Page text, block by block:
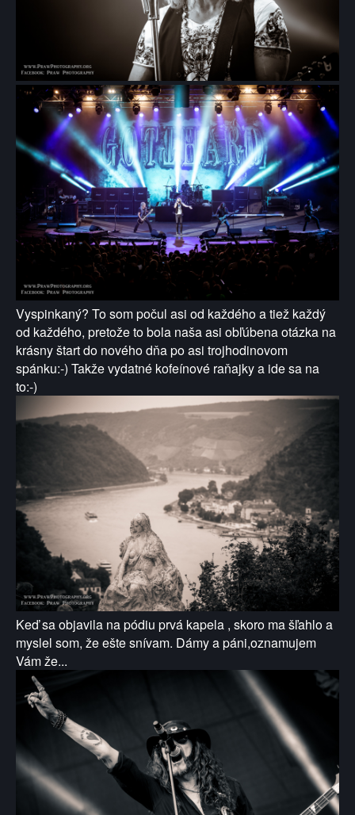
Vyspinkaný? To som počul asi od každého a tiež každý
od každého, pretože to bola naša asi obľúbena otázka na
krásny štart do nového dňa po asi trojhodinovom
spánku:-) Takže vydatné kofeínové raňajky a ide sa na
to:-)
Keď sa objavila na pódiu prvá kapela , skoro ma šľahlo a
myslel som, že ešte snívam. Dámy a páni,oznamujem
Vám že...